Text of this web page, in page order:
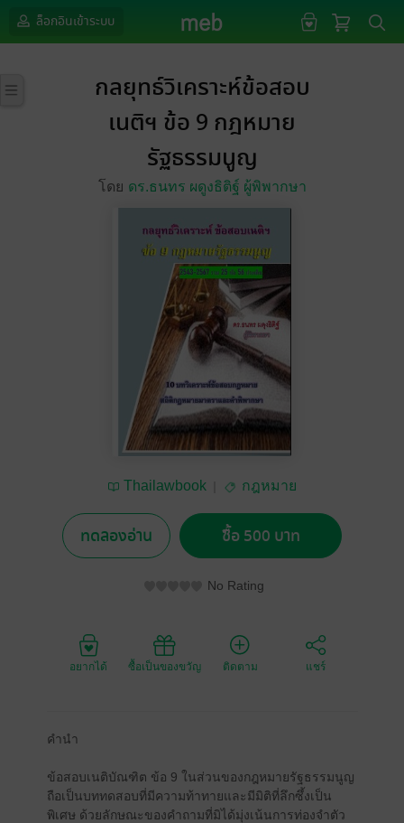
ล็อกอินเข้าระบบ
กลยุทธ์วิเคราะห์ข้อสอบ
เนติฯ ข้อ 9 กฎหมาย
รัฐธรรมนูญ
โดย ดร.ธนทร ผดูงธิติฐ์ ผู้พิพากษา
Thailawbook กฎหมาย
ทดลองอ่าน ซื้อ 500 บาท
No Rating
อยากได้ ซื้อเป็นของขวัญ ติดตาม แชร์
คำนำ
ข้อสอบเนติบัณฑิต ข้อ 9 ในส่วนของกฎหมายรัฐธรรมนูญ
ถือเป็นบททดสอบที่มีความท้าทายและมีมิติที่ลึกซึ้งเป็น
พิเศษ ด้วยลักษณะของคำถามที่มิได้มุ่งเน้นการท่องจำตัว